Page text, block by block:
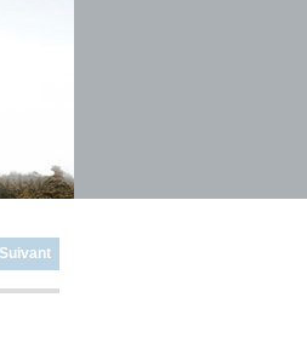
Suivant